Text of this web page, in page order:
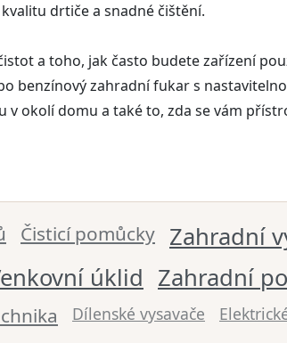
drtiče a snadné čištění.
a toho, jak často budete zařízení
benzínový zahradní fukar s
okolí domu a také to, zda se vám
Čisticí pomůcky Zahradní
úklid Zahradní
Dílenské vysavače